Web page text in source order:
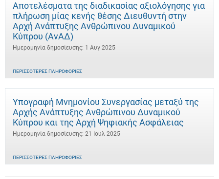
Αποτελέσματα της διαδικασίας αξιολόγησης για
πλήρωση μίας κενής θέσης Διευθυντή στην
Αρχή Ανάπτυξης Ανθρώπινου Δυναμικού
Κύπρου (ΑνΑΔ)
Ημερομηνία δημοσίευσης: 1 Αυγ 2025
ΠΕΡΙΣΣΌΤΕΡΕΣ ΠΛΗΡΟΦΟΡΊΕΣ
Υπογραφή Μνημονίου Συνεργασίας μεταξύ της
Αρχής Ανάπτυξης Ανθρώπινου Δυναμικού
Κύπρου και της Αρχή Ψηφιακής Ασφάλειας
Ημερομηνία δημοσίευσης: 21 Ιουλ 2025
ΠΕΡΙΣΣΌΤΕΡΕΣ ΠΛΗΡΟΦΟΡΊΕΣ